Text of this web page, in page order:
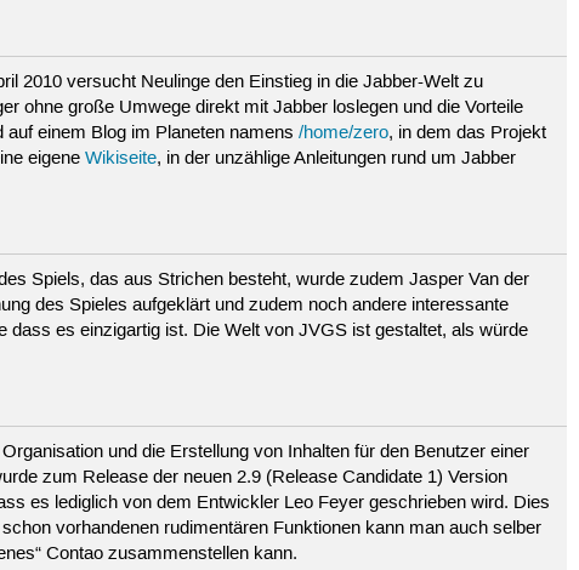
2010 versucht Neulinge den Einstieg in die Jabber-Welt zu
ohne große Umwege direkt mit Jabber loslegen und die Vorteile
auf einem Blog im Planeten namens/home/zero, in dem das Projekt
eigeneWikiseite, in der unzählige Anleitungen rund um Jabber
Spiels, das aus Strichen besteht, wurde zudem Jasper Van der
des Spieles aufgeklärt und zudem noch andere interessante
es einzigartig ist. Die Welt von JVGS ist gestaltet, als würde
und die Erstellung von Inhalten für den Benutzer einer
zum Release der neuen 2.9 (Release Candidate 1) Version
es lediglich von dem Entwickler Leo Feyer geschrieben wird. Dies
vorhandenen rudimentären Funktionen kann man auch selber
Contao zusammenstellen kann.